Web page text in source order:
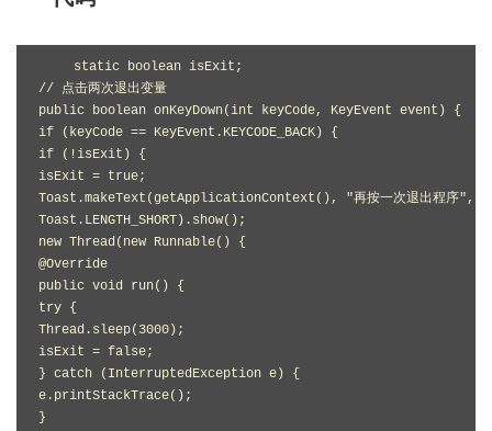
static boolean isExit;
// 点击两次退出变量
public boolean onKeyDown(int keyCode, KeyEvent event) {
if (keyCode == KeyEvent.KEYCODE_BACK) {
if (!isExit) {
isExit = true;
Toast.makeText(getApplicationContext(), "再按一次退出程序",
Toast.LENGTH_SHORT).show();
new Thread(new Runnable() {
@Override
public void run() {
try {
Thread.sleep(3000);
isExit = false;
} catch (InterruptedException e) {
e.printStackTrace();
}